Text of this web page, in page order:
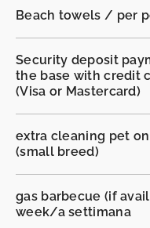
Beach towels / per
Security deposit
the base with credit
(Visa or Mastercard)
extra cleaning pet
(small breed)
gas barbecue (if
week/a settimana